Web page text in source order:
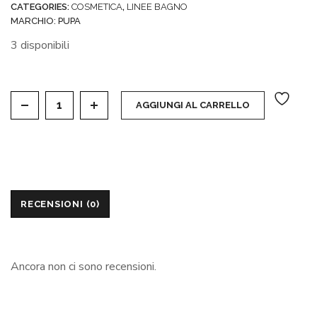
CATEGORIES: COSMETICA, LINEE BAGNO
MARCHIO: PUPA
3 disponibili
PUPA SPA BALINIAN - CREMA DOCCIA + SCUB
AGGIUNGI AL CARRELLO
RECENSIONI (0)
Ancora non ci sono recensioni.